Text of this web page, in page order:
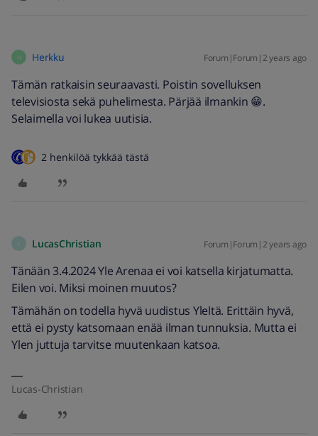
H Herkku Forum|Forum|2 years ago
Tämän ratkaisin seuraavasti. Poistin sovelluksen
televisiosta sekä puhelimesta. Pärjää ilmankin 😁.
Selaimella voi lukea uutisia.
2 henkilöä tykkää tästä
LucasChristian Forum|Forum|2 years ago
Tänään 3.4.2024 Yle Arenaa ei voi katsella kirjatumatta.
Eilen voi. Miksi moinen muutos?
Tämähän on todella hyvä uudistus Yleltä. Erittäin hyvä,
että ei pysty katsomaan enää ilman tunnuksia. Mutta ei
Ylen juttuja tarvitse muutenkaan katsoa.
Lucas-Christian